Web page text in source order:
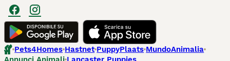
Pets4Homes Hastnet PuppyPlaats MundoAnimalia